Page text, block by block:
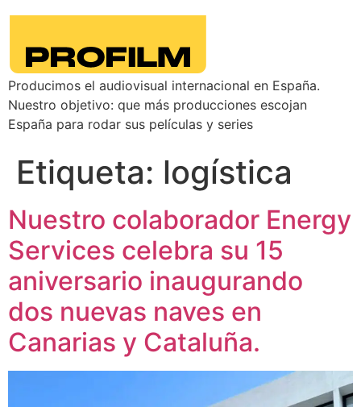
Producimos el audiovisual internacional en España.
Nuestro objetivo: que más producciones escojan
España para rodar sus películas y series
Etiqueta: logística
Nuestro colaborador Energy
Services celebra su 15
aniversario inaugurando
dos nuevas naves en
Canarias y Cataluña.